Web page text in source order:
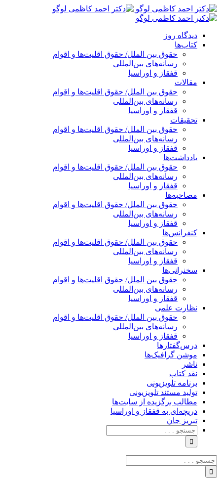
پرش
به
دیدگاه روز
کتاب‌ها
حقوق بین الملل/ حقوق اقلیت‌ها و اقوام
رسانه‌های بین‌المللی
قفقاز و اوراسیا
مقالات
حقوق بین الملل/ حقوق اقلیت‌ها و اقوام
رسانه‌های بین‌المللی
قفقاز و اوراسیا
تحقیقات
حقوق بین الملل/ حقوق اقلیت‌ها و اقوام
رسانه‌های بین‌المللی
قفقاز و اوراسیا
یادداشت‌ها
حقوق بین الملل/ حقوق اقلیت‌ها و اقوام
رسانه‌های بین‌المللی
قفقاز و اوراسیا
مصاحبه‌ها
حقوق بین الملل/ حقوق اقلیت‌ها و اقوام
رسانه‌های بین‌المللی
قفقاز و اوراسیا
کنفرانس‌ها
حقوق بین الملل/ حقوق اقلیت‌ها و اقوام
رسانه‌های بین‌المللی
قفقاز و اوراسیا
سخنرانی‌ها
حقوق بین الملل/ حقوق اقلیت‌ها و اقوام
رسانه‌های بین‌المللی
قفقاز و اوراسیا
نظارت علمی
حقوق بین الملل/ حقوق اقلیت‌ها و اقوام
رسانه‌های بین‌المللی
قفقاز و اوراسیا
درس‌گفتارها
موشن گرافیک‌ها
ناشر
نقد کتاب
برنامه‌ تلویزیونی
تولید مستند تلویزیونی
مطالب برگزیده از سایت‌ها
دریچه‌ای به قفقاز و اوراسیا
تبریزِ جان
جستجو
برای:
جستجو
برای: